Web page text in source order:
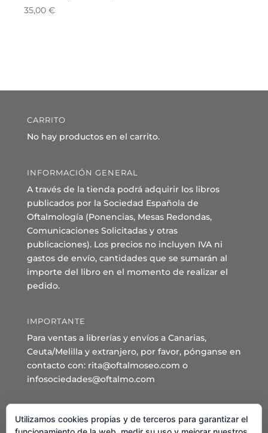
35,00 €
CARRITO
No hay productos en el carrito.
INFORMACIÓN GENERAL
A través de la tienda podrá adquirir los libros
publicados por la Sociedad Española de
Oftalmología (Ponencias, Mesas Redondas,
Comunicaciones Solicitadas y otras
publicaciones). Los precios no incluyen IVA ni
gastos de envío, cantidades que se sumarán al
importe del libro en el momento de realizar el
pedido.
IMPORTANTE
Para ventas a librerías y envíos a Canarias,
Ceuta/Melilla y extranjero, por favor, pónganse en
contacto con: rita@oftalmoseo.com o
infosociedades@oftalmo.com
Sede Administrativa y Secretaría General
Utilizamos cookies propias y de terceros para garantizar el